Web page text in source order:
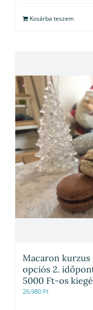
Kosárba teszem
Macaron
opciós 2.
5000 Ft-os
26,980 Ft